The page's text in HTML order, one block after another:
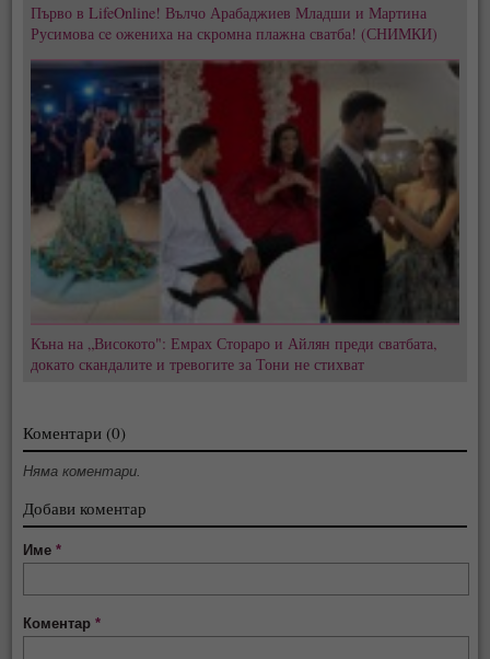
Първо в LifeOnline! Вълчо Арабаджиев Младши и Мартина
Русимова сe oжениха на скромна плажна сватба! (СНИМКИ)
Къна на „Високото": Емрах Стораро и Айлян преди сватбата,
докато скандалите и тревогите за Тони не стихват
Коментари (0)
Няма коментари.
Добави коментар
Име*
Коментар*